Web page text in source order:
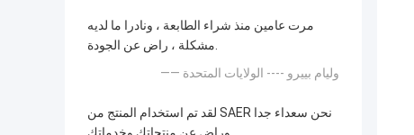
مرت عامين منذ شراء الطابعة ، ونادرا ما لديه
مشكلة ، راض عن الجودة.
—— وليام بييرو ---- الولايات المتحدة
لقد تم استخدام المنتج من SAER نحن سعداء جدا